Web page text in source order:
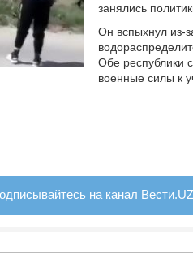
занялись
Он вспыхнул из-
Обе республики
военные силы к
на канал